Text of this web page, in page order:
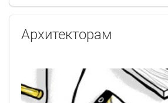
Архитекторам